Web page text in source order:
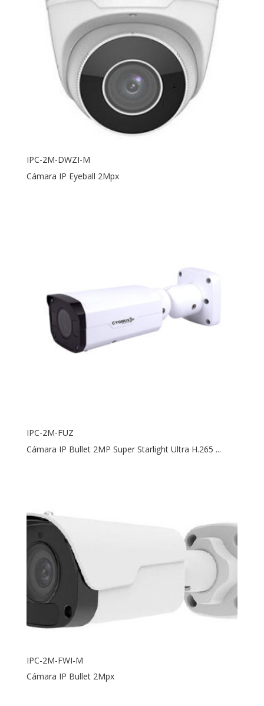
IPC-2M-DWZI-M
Cámara IP Eyeball 2Mpx
IPC-2M-FUZ
Cámara IP Bullet 2MP Super Starlight Ultra H.265 ...
IPC-2M-FWI-M
Cámara IP Bullet 2Mpx